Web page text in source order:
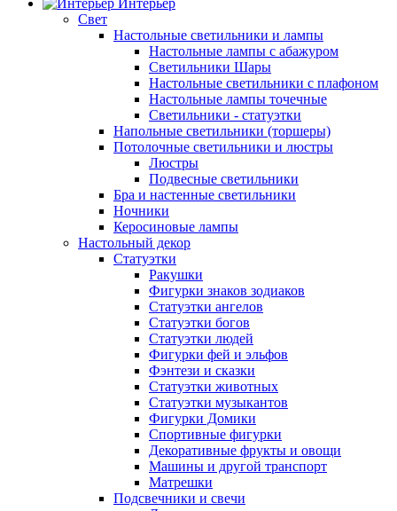
Интерьер
Свет
Настольные светильники и лампы
Настольные лампы с абажуром
Светильники Шары
Настольные светильники с плафоном
Настольные лампы точечные
Светильники - статуэтки
Напольные светильники (торшеры)
Потолочные светильники и люстры
Люстры
Подвесные светильники
Бра и настенные светильники
Ночники
Керосиновые лампы
Настольный декор
Статуэтки
Ракушки
Фигурки знаков зодиаков
Статуэтки ангелов
Статуэтки богов
Статуэтки людей
Фигурки фей и эльфов
Фэнтези и сказки
Статуэтки животных
Статуэтки музыкантов
Фигурки Домики
Спортивные фигурки
Декоративные фрукты и овощи
Машины и другой транспорт
Матрешки
Подсвечники и свечи